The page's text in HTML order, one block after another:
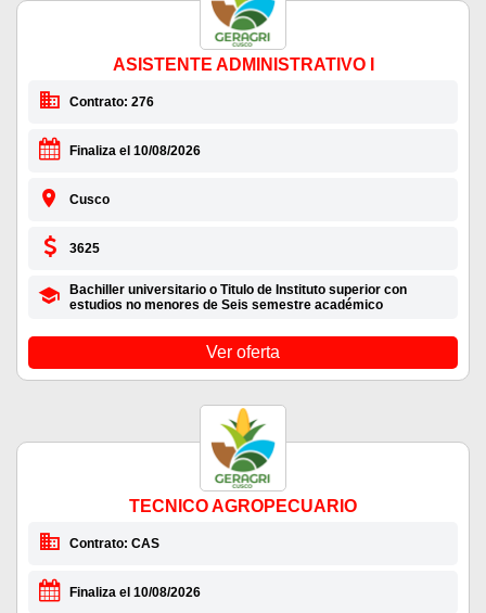
ASISTENTE ADMINISTRATIVO I
Contrato: 276
Finaliza el 10/08/2026
Cusco
3625
Bachiller universitario o Titulo de Instituto superior con
estudios no menores de Seis semestre académico
Ver oferta
TECNICO AGROPECUARIO
Contrato: CAS
Finaliza el 10/08/2026